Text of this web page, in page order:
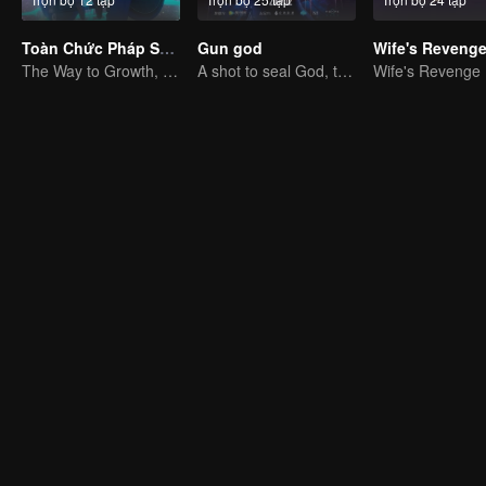
Toàn Chức Pháp Sư S1
The Way to Growth, Encouragement and Self-improvement
Gun god
A shot to seal God, this is our battle!
Wife's Revenge
Wife's Revenge